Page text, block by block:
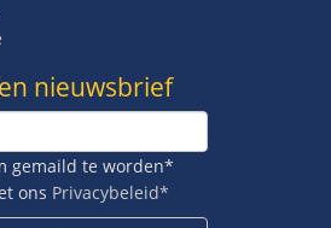
nieuwsbrief
gemaild te worden*
ons Privacybeleid*